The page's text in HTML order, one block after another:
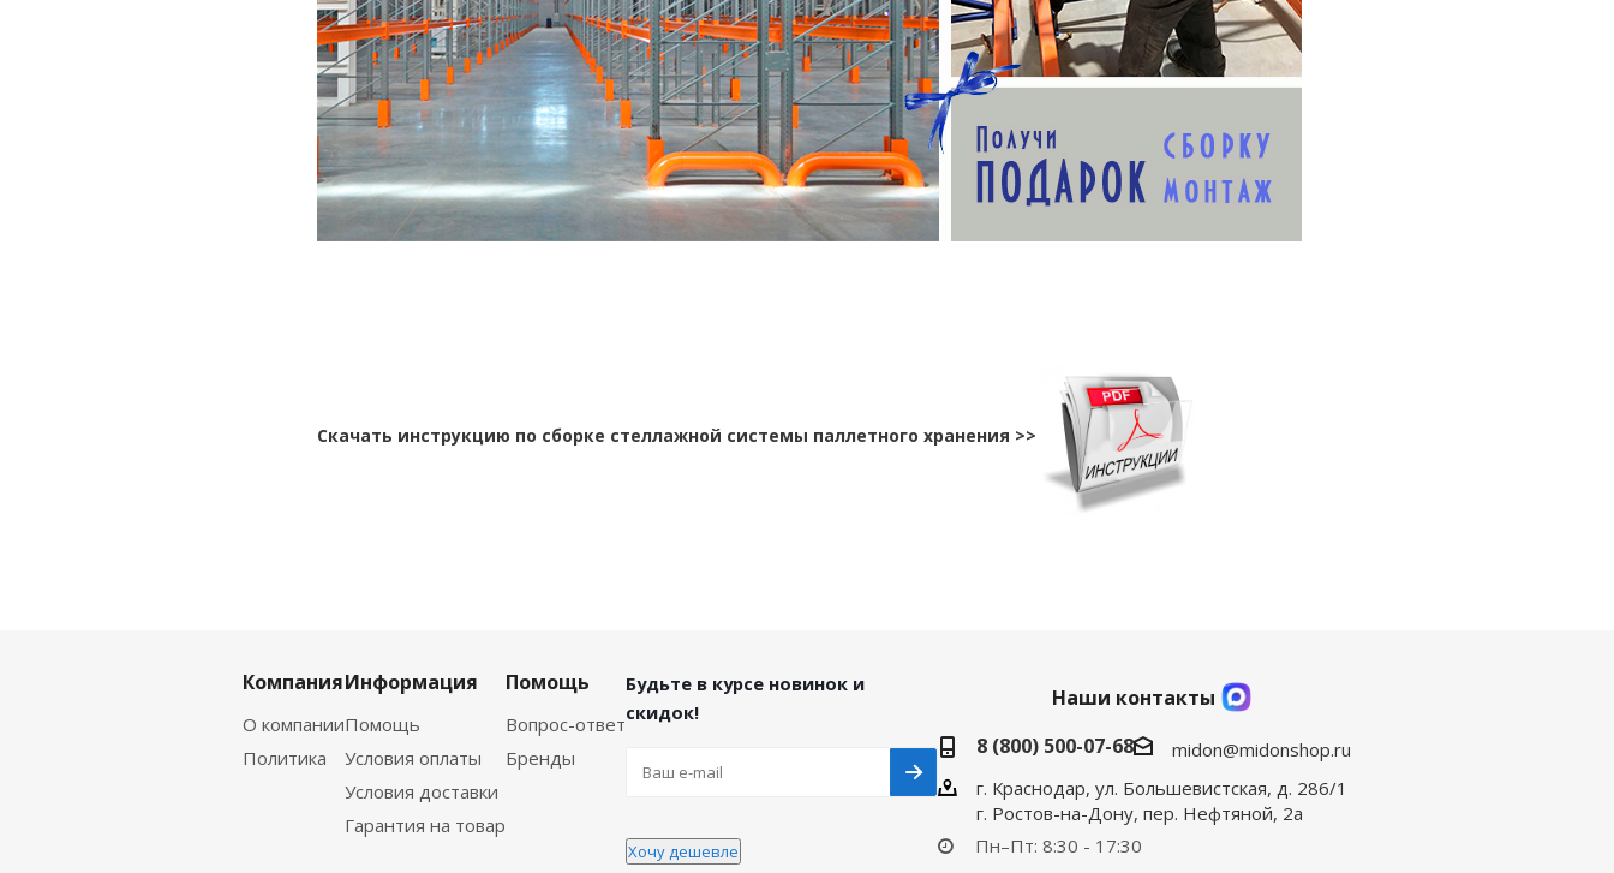
Скачать инструкцию по сборке стеллажной системы паллетного хранения >>
Компания
О компании
Политика
Информация
Помощь
Условия оплаты
Условия доставки
Гарантия на товар
Помощь
Вопрос-ответ
Бренды
Будьте в курсе новинок и
скидок!
Хочу дешевле
Наши контакты
8 (800) 500-07-68
midon@midonshop.ru
г. Краснодар, ул. Большевистская, д. 286/1
г. Ростов-на-Дону, пер. Нефтяной, 2а
Пн–Пт: 8:30 - 17:30